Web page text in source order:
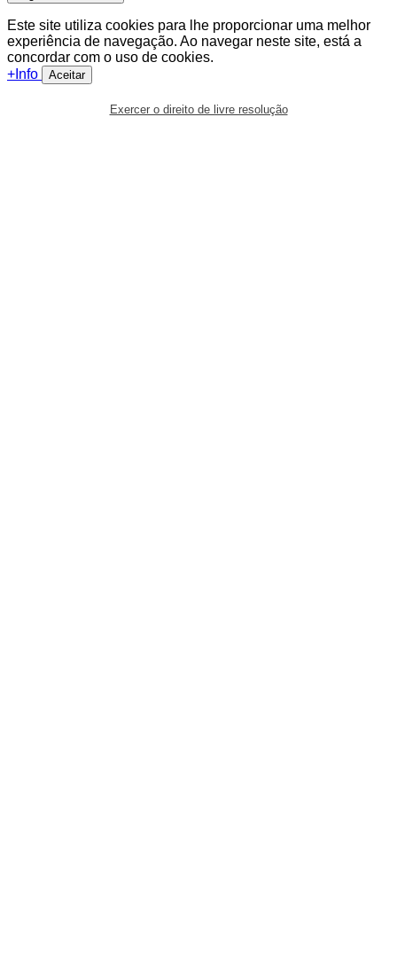
Este site utiliza cookies para lhe proporcionar uma melhor
experiência de navegação. Ao navegar neste site, está a
concordar com o uso de cookies.
+Info
Aceitar
Exercer o direito de livre resolução